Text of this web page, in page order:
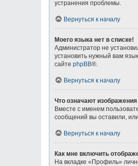
устранения проблемы.
Вернуться к началу
Моего языка нет в списке!
Администратор не
установить нужный вам
сайте phpBB®.
Вернуться к началу
Что означают
Вместе с именем
сообщений вы оставили,
Вернуться к началу
Как мне включить
На вкладке «Профиль»